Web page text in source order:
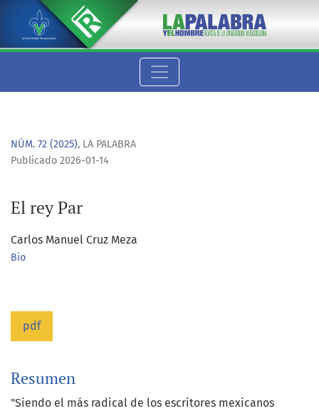
El rey Par
NÚM. 72 (2025), LA PALABRA
El rey Par
Publicado 2026-01-14
Carlos Manuel Cruz Meza
Bio
pdf
Resumen
"Siendo el más radical de los escritores mexicanos